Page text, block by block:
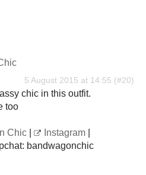
5 August 2015 at 14:55
chic in this outfit.
too
Chic Instagram
bandwagonchic